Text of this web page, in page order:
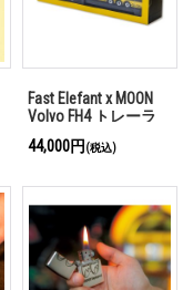
Fast Elefant x MOON
Volvo FH4 トレーラ
44,000円(税込)